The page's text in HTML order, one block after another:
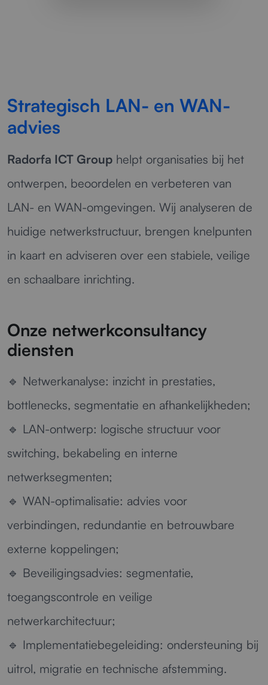
Strategisch LAN- en WAN-
advies
Radorfa ICT Group helpt organisaties bij het
ontwerpen, beoordelen en verbeteren van
LAN- en WAN-omgevingen. Wij analyseren de
huidige netwerkstructuur, brengen knelpunten
in kaart en adviseren over een stabiele, veilige
en schaalbare inrichting.
Onze netwerkconsultancy
diensten
🔹 Netwerkanalyse: inzicht in prestaties,
bottlenecks, segmentatie en afhankelijkheden;
🔹 LAN-ontwerp: logische structuur voor
switching, bekabeling en interne
netwerksegmenten;
🔹 WAN-optimalisatie: advies voor
verbindingen, redundantie en betrouwbare
externe koppelingen;
🔹 Beveiligingsadvies: segmentatie,
toegangscontrole en veilige
netwerkarchitectuur;
🔹 Implementatiebegeleiding: ondersteuning bij
uitrol, migratie en technische afstemming.